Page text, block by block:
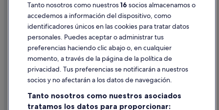
Vuelos desde La Paz (LPB) hasta Barcelona (BCN)
Vuelos desde Santiago de Compostela (SCQ) hasta Barcelona
(BCN)
Vuelos desde Cairns (CNS) hasta Barcelona (BCN)
Vuelos desde Vigo (VGO) hasta Barcelona (BCN)
Vuelos desde La Paz (LAP) hasta Barcelona (BCN)
Vuelos desde Alicante (ALC) hasta Barcelona (BCN)
Pautas sobre el contenido y cómo denunciar contenido
Ayuda
Cancelar un vuelo
Cancelar una reserva de hotel o de un alquiler vacacional
Utilizar un cupón de Expedia
Tanto nosotros como nuestros16 socios almacenamos o
accedemos a información del dispositivo, como
identificadores únicos en las cookies para tratar datos
personales. Puedes aceptar o administrar tus
preferencias haciendo clic abajo o, en cualquier
momento, a través de la página de la política de
privacidad. Tus preferencias se notificarán a nuestros
socios y no afectarán a los datos de navegación.
Tanto nosotros como nuestros asociados
tratamos los datos para proporcionar: